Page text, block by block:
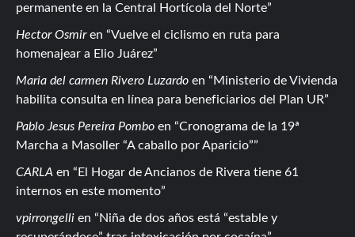
permanente en la Central Hortícola del Norte
Hector Osmiren
Vuelve el ciclismo en ruta para
homenajear a Elio Juárez
Maria del carmen Rivero Luzardo en
Ministerio de Vivienda
habilita consulta en línea para beneficiarios del Plan UR
Pablo Jesus Pereira Pombo en
Cronograma de la 19ª
Marcha a Masoller “A caballo por Aparicio”
CARLA en
El Hogar de Ancianos de Rivera tiene 61
internos en este momento
vpirrongelli en
Niña de dos años está “estable y